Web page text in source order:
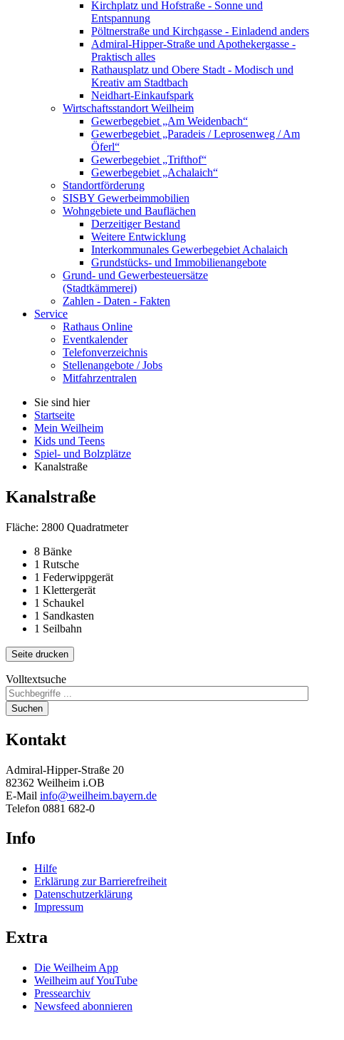
Kirchplatz und Hofstraße - Sonne und
Entspannung
Pöltnerstraße und Kirchgasse - Einladend anders
Admiral-Hipper-Straße und Apothekergasse -
Praktisch alles
Rathausplatz und Obere Stadt - Modisch und
Kreativ am Stadtbach
Neidhart-Einkaufspark
Wirtschaftsstandort Weilheim
Gewerbegebiet „Am Weidenbach“
Gewerbegebiet „Paradeis / Leprosenweg / Am
Öferl“
Gewerbegebiet „Trifthof“
Gewerbegebiet „Achalaich“
Standortförderung
SISBY Gewerbeimmobilien
Wohngebiete und Bauflächen
Derzeitiger Bestand
Weitere Entwicklung
Interkommunales Gewerbegebiet Achalaich
Grundstücks- und Immobilienangebote
Grund- und Gewerbesteuersätze
(Stadtkämmerei)
Zahlen - Daten - Fakten
Service
Rathaus Online
Eventkalender
Telefonverzeichnis
Stellenangebote / Jobs
Mitfahrzentralen
Sie sind hier
Startseite
Mein Weilheim
Kids und Teens
Spiel- und Bolzplätze
Kanalstraße
Kanalstraße
Fläche: 2800 Quadratmeter
8 Bänke
1 Rutsche
1 Federwippgerät
1 Klettergerät
1 Schaukel
1 Sandkasten
1 Seilbahn
Seite drucken
Volltextsuche
Suchen
Kontakt
Admiral-Hipper-Straße 20
82362 Weilheim i.OB
E-Mail info@weilheim.bayern.de
Telefon 0881 682-0
Info
Hilfe
Erklärung zur Barrierefreiheit
Datenschutzerklärung
Impressum
Extra
Die Weilheim App
Weilheim auf YouTube
Pressearchiv
Newsfeed abonnieren